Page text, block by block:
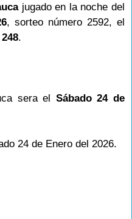
jugado en la noche del
, sorteo número 2592, el
.
sera el Sábado 24 de
24 de Enero del 2026.